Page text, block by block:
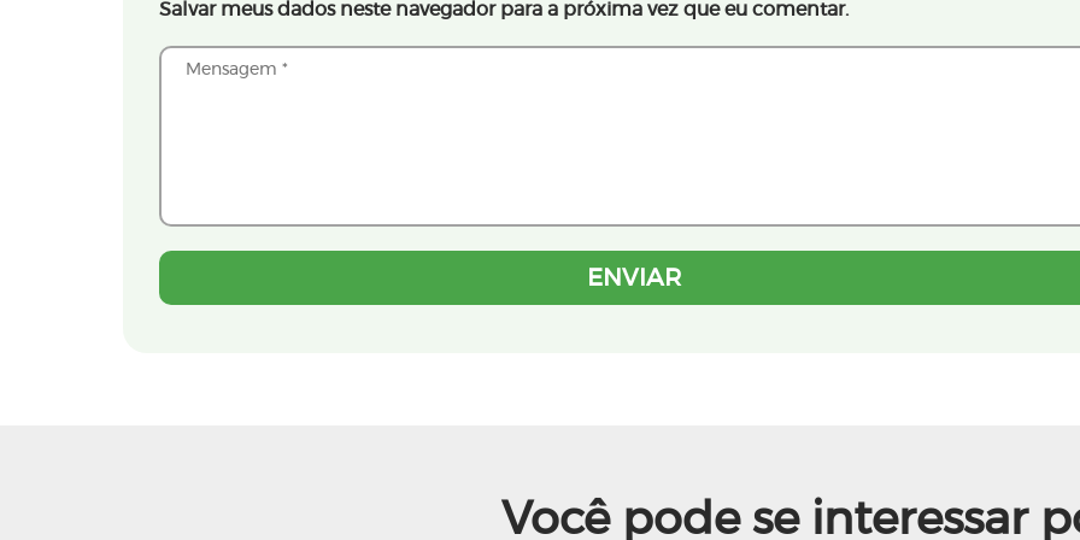
Salvar meus dados neste navegador para a próxima vez que eu comentar.
Você pode se interessar